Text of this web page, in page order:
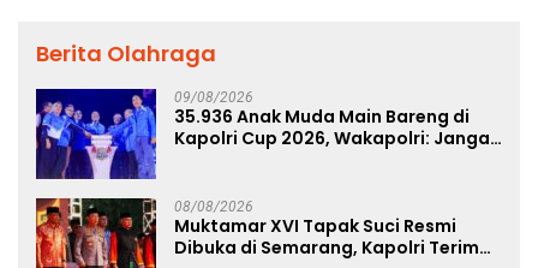
Berita Olahraga
09/08/2026
35.936 Anak Muda Main Bareng di
Kapolri Cup 2026, Wakapolri: Jangan
08/08/2026
Muktamar XVI Tapak Suci Resmi
Dibuka di Semarang, Kapolri Terima